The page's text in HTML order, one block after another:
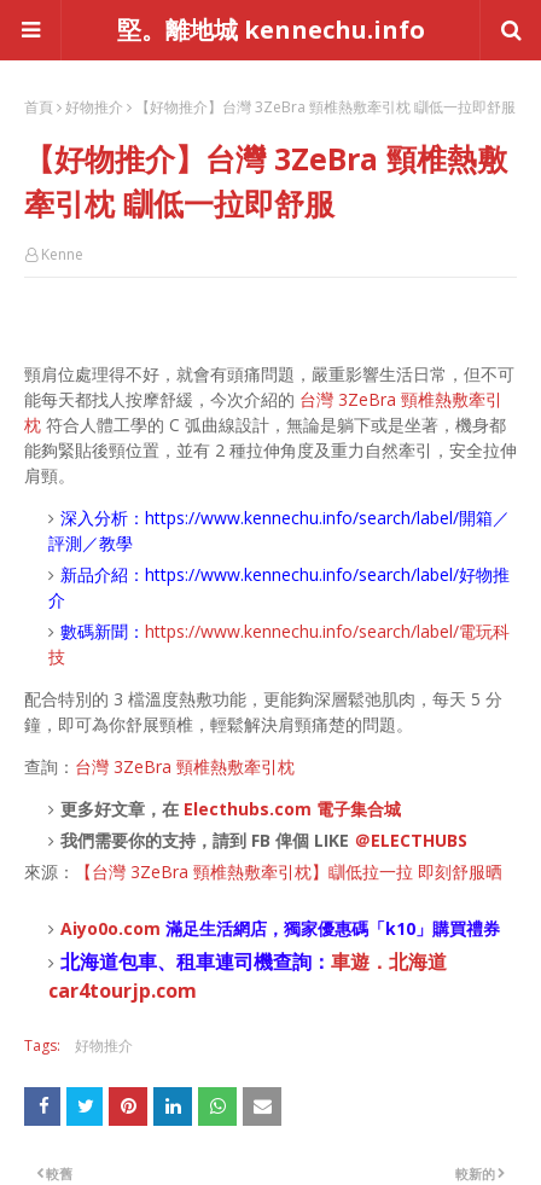
堅。離地城 kennechu.info
首頁 好物推介 【好物推介】台灣 3ZeBra 頸椎熱敷牽引枕 瞓低一拉即舒服
【好物推介】台灣 3ZeBra 頸椎熱敷
牽引枕 瞓低一拉即舒服
Kenne
頸肩位處理得不好，就會有頭痛問題，嚴重影響生活日常，但不可
能每天都找人按摩舒緩，今次介紹的 台灣 3ZeBra 頸椎熱敷牽引
枕 符合人體工學的 C 弧曲線設計，無論是躺下或是坐著，機身都
能夠緊貼後頸位置，並有 2 種拉伸角度及重力自然牽引，安全拉伸
肩頸。
深入分析： https://www.kennechu.info/search/label/開箱／
評測／教學
新品介紹： https://www.kennechu.info/search/label/好物推
介
數碼新聞： https://www.kennechu.info/search/label/電玩科
技
配合特別的 3 檔溫度熱敷功能，更能夠深層鬆弛肌肉，每天 5 分
鐘，即可為你舒展頸椎，輕鬆解決肩頸痛楚的問題。
查詢： 台灣 3ZeBra 頸椎熱敷牽引枕
更多好文章，在 Electhubs.com 電子集合城
我們需要你的支持，請到 FB 俾個 LIKE ＠ELECTHUBS
來源：
【台灣 3ZeBra 頸椎熱敷牽引枕】瞓低拉一拉 即刻舒服晒
Aiyo0o.com 滿足生活網店， 獨家優惠碼「k10 」購買禮券
北海道包車、租車連司機查詢： 車遊．北海道
car4tourjp.com
Tags: 好物推介
較新的
較舊